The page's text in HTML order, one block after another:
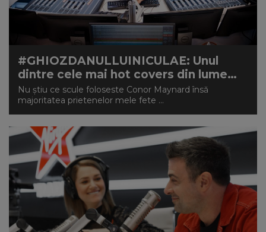
#GHIOZDANULLUINICULAE: Unul
dintre cele mai hot covers din lume…
Nu știu ce scule foloseste Conor Maynard însă
majoritatea prietenelor mele fete ...